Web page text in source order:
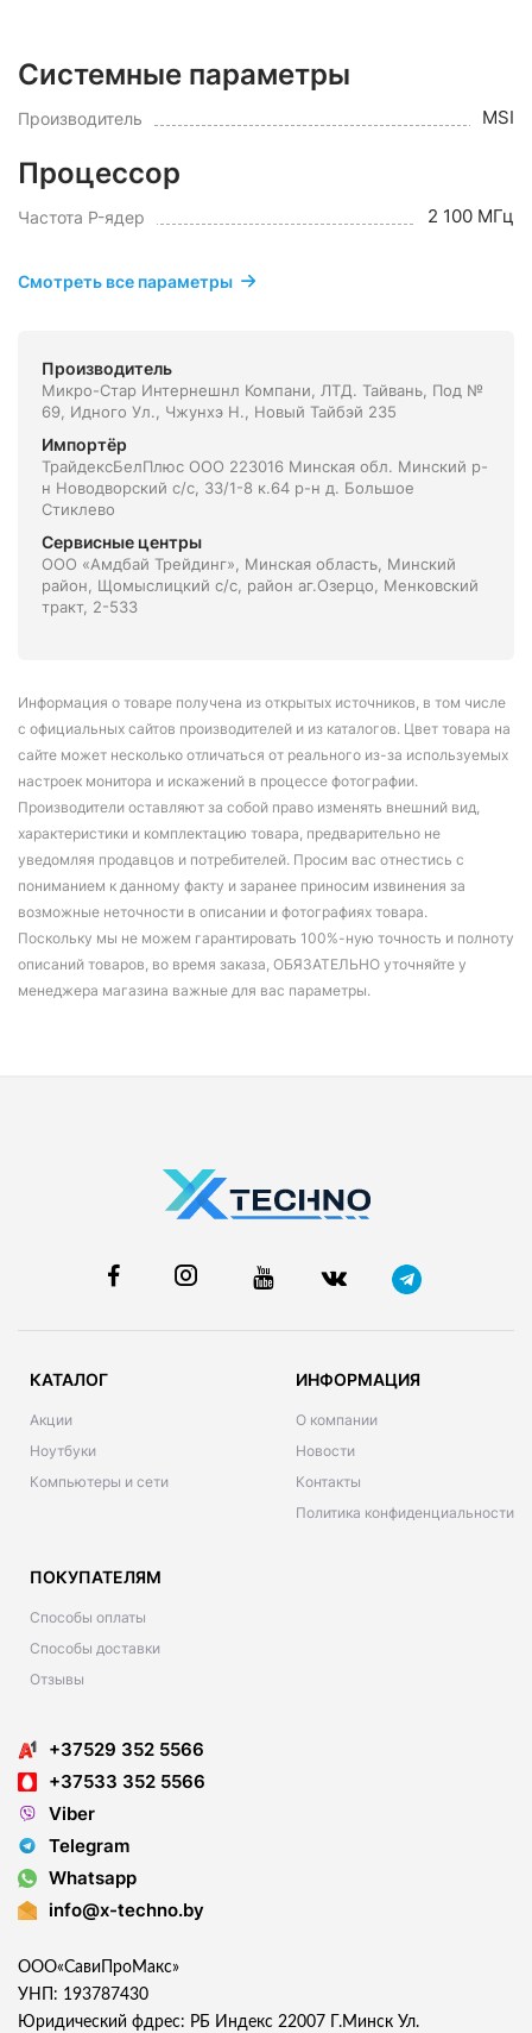
Системные параметры
Производитель MSI
Процессор
Частота P-ядер 2 100 МГц
Смотреть все параметры
Производитель
Микро-Стар Интернешнл Компани, ЛТД. Тайвань, Под №
69, Идного Ул., Чжунхэ Н., Новый Тайбэй 235
Импортёр
ТрайдексБелПлюс ООО 223016 Минская обл. Минский р-
н Новодворский с/с, 33/1-8 к.64 р-н д. Большое
Стиклево
Сервисные центры
ООО «Амдбай Трейдинг», Минская область, Минский
район, Щомыслицкий с/с, район аг.Озерцо, Менковский
тракт, 2-533
Информация о товаре получена из открытых источников, в том числе
с официальных сайтов производителей и из каталогов. Цвет товара на
сайте может несколько отличаться от реального из-за используемых
настроек монитора и искажений в процессе фотографии.
Производители оставляют за собой право изменять внешний вид,
характеристики и комплектацию товара, предварительно не
уведомляя продавцов и потребителей. Просим вас отнестись с
пониманием к данному факту и заранее приносим извинения за
возможные неточности в описании и фотографиях товара.
Поскольку мы не можем гарантировать 100%-ную точность и полноту
описаний товаров, во время заказа, ОБЯЗАТЕЛЬНО уточняйте у
менеджера магазина важные для вас параметры.
КАТАЛОГ
Акции
Ноутбуки
Компьютеры и сети
ИНФОРМАЦИЯ
О компании
Новости
Контакты
Политика конфиденциальности
ПОКУПАТЕЛЯМ
Способы оплаты
Способы доставки
Отзывы
+37529 352 5566
+37533 352 5566
Viber
Telegram
Whatsapp
info@x-techno.by
ООО«СавиПроМакс»
УНП: 193787430
Юридический фдрес: РБ Индекс 22007 Г.Минск Ул.